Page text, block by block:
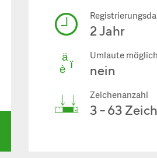
2 Jahr
Umlaute möglich
nein
Zeichenanzahl
3 - 63